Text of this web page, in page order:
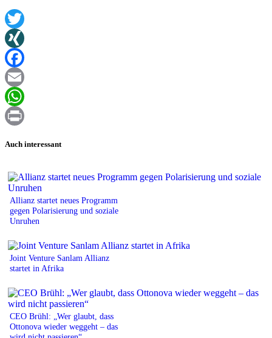
Twitter
XING
Facebook
Email
WhatsApp
Auch interessant
Allianz startet neues Programm
gegen Polarisierung und soziale
Unruhen
Joint Venture Sanlam Allianz
startet in Afrika
CEO Brühl: „Wer glaubt, dass
Ottonova wieder weggeht – das